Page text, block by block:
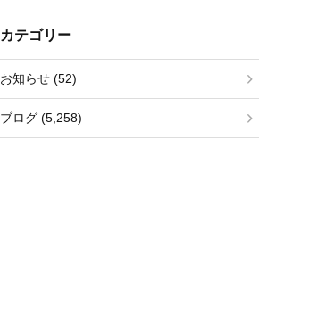
カテゴリー
お知らせ (52)
ブログ (5,258)